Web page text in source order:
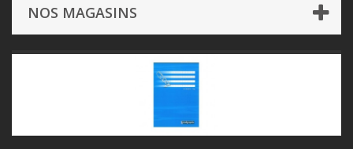
NOS MAGASINS